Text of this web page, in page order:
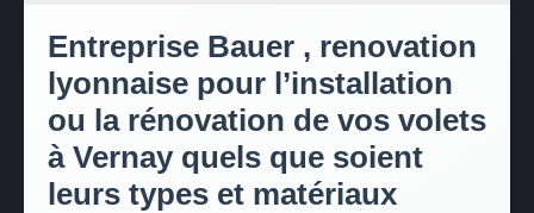
Entreprise Bauer , renovation
lyonnaise pour l’installation
ou la rénovation de vos volets
à Vernay quels que soient
leurs types et matériaux